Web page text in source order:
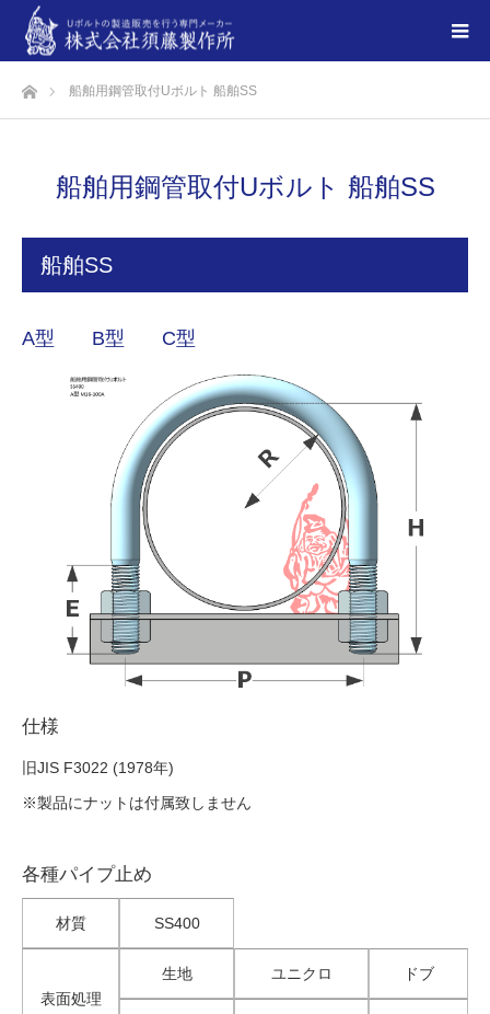
ホーム船舶用鋼管取付Uボルト 船舶SS
船舶用鋼管取付Uボルト 船舶SS
船舶SS
A型 B型 C型
仕様
旧JIS F3022 (1978年)
※製品にナットは付属致しません
各種パイプ止め
材質 SS400
表面処理
生地 ユニクロ ドブ